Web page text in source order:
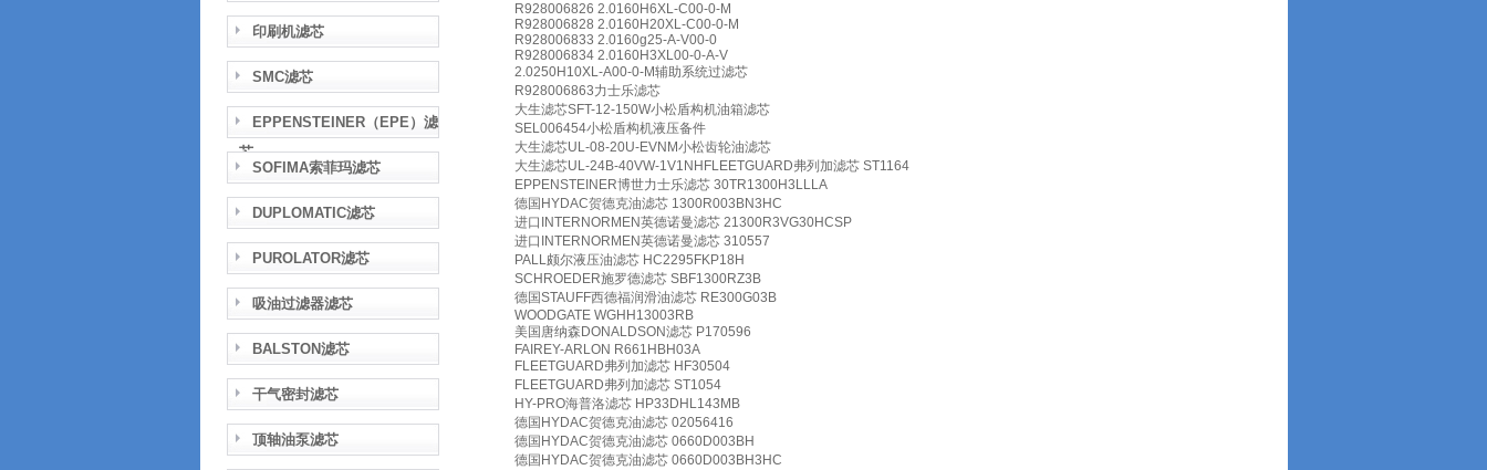
印刷机滤芯
SMC滤芯
EPPENSTEINER（EPE）滤
芯
SOFIMA索菲玛滤芯
DUPLOMATIC滤芯
PUROLATOR滤芯
吸油过滤器滤芯
BALSTON滤芯
干气密封滤芯
顶轴油泵滤芯
R928006826 2.0160H6XL-C00-0-M
R928006828 2.0160H20XL-C00-0-M
R928006833 2.0160g25-A-V00-0
R928006834 2.0160H3XL00-0-A-V
2.0250H10XL-A00-0-M辅助系统过滤芯
R928006863力士乐滤芯
大生滤芯SFT-12-150W小松盾构机油箱滤芯
SEL006454小松盾构机液压备件
大生滤芯UL-08-20U-EVNM小松齿轮油滤芯
大生滤芯UL-24B-40VW-1V1NHFLEETGUARD弗列加滤芯 ST1164
EPPENSTEINER博世力士乐滤芯 30TR1300H3LLLA
德国HYDAC贺德克油滤芯 1300R003BN3HC
进口INTERNORMEN英德诺曼滤芯 21300R3VG30HCSP
进口INTERNORMEN英德诺曼滤芯 310557
PALL颇尔液压油滤芯 HC2295FKP18H
SCHROEDER施罗德滤芯 SBF1300RZ3B
德国STAUFF西德福润滑油滤芯 RE300G03B
WOODGATE WGHH13003RB
美国唐纳森DONALDSON滤芯 P170596
FAIREY-ARLON R661HBH03A
FLEETGUARD弗列加滤芯 HF30504
FLEETGUARD弗列加滤芯 ST1054
HY-PRO海普洛滤芯 HP33DHL143MB
德国HYDAC贺德克油滤芯 02056416
德国HYDAC贺德克油滤芯 0660D003BH
德国HYDAC贺德克油滤芯 0660D003BH3HC